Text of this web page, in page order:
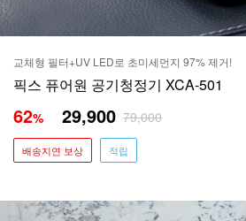
교체형 필터+UV LED로 초미세먼지 97% 제거!
픽스 퓨어원 공기청정기 XCA-501
62% 29,900 79,000
배송지연 보상 적립